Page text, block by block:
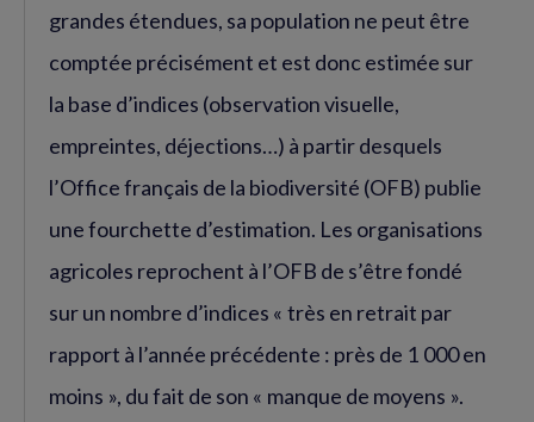
grandes étendues, sa population ne peut être
comptée précisément et est donc estimée sur
la base d’indices (observation visuelle,
empreintes, déjections…) à partir desquels
l’Office français de la biodiversité (OFB) publie
une fourchette d’estimation. Les organisations
agricoles reprochent à l’OFB de s’être fondé
sur un nombre d’indices « très en retrait par
rapport à l’année précédente : près de 1 000 en
moins », du fait de son « manque de moyens ».